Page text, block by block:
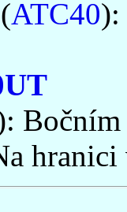
ATC40):
Bočním